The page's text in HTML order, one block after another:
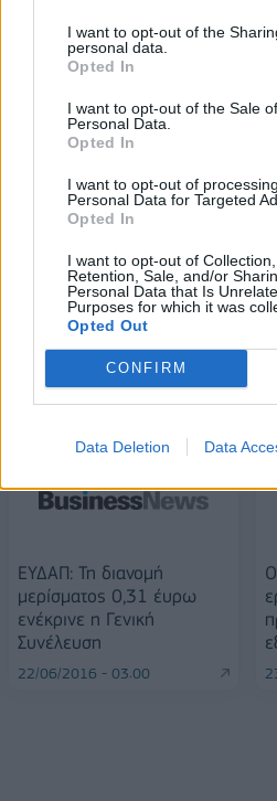
I want to opt-out of the
personal data.
Opted In
I want to opt-out of the Sale
Personal Data.
Opted In
I want to opt-out of
Personal Data for Targeted
Opted In
I want to opt-out of Collection,
Retention, Sale, and/or
Personal Data that Is
Purposes for which it was
Opted Out
CONFIRM
Data Deletion Data
18η συνεχόμενη χρονιά για τον ΟΤΕ
FTSE4Good
πύλες του σε όλους
ΠΕΡΙΣΣΌΤΕΡΑ ΣΕ
ΕΥΔΑΠ: Τη διανομή
μερίσματος 0,31 έυρω
ενέκρινε η Γενική
Συνέλευση
22/06/2016 - 03:00